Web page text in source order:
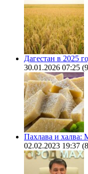
Дагестан в 2025
30.01.2026 07:25
Пахлава и халва:
02.02.2023 19:37